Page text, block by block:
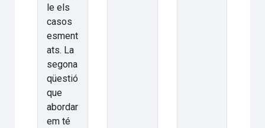
le els
casos
esment
ats. La
segona
qüestió
que
abordar
em té